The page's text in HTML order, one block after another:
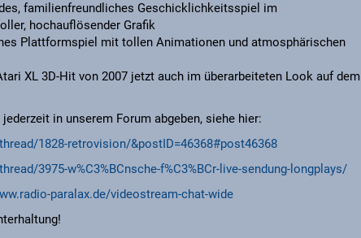
familienfreundliches Geschicklichkeitsspiel im
hochauflösender Grafik
Plattformspiel mit tollen Animationen und atmosphärischen
XL 3D-Hit von 2007 jetzt auch im überarbeiteten Look auf dem
in unserem Forum abgeben, siehe hier:
1828-retrovision/&postID=46368#post46368
3975-w%C3%BCnsche-f%C3%BCr-live-sendung-longplays/
paralax.de/videostream-chat-wide